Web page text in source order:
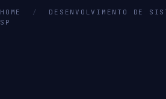
HOME /
DESENVOLVIMENTO DE
SP